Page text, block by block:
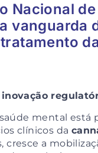
Nacional
vanguarda
mental está
clínicos da
cresce a